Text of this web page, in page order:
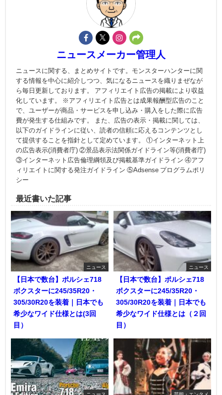
ニュースメーカー管理人
ニュースに関する、まとめサイトです。モンスターハンターに関
する情報を中心に紹介しつつ、気になるニュースを織りまぜなが
ら毎日更新しております。 アフィリエイト広告の掲載により収益
化しています。 ※アフィリエイト広告とは成果報酬型広告のこと
で、ユーザーが商品・サービスを申し込み・購入をした際に広告
費が発生する仕組みです。 また、広告の表示・掲載に関しては、
以下のガイドラインに従い、読者の信頼に応えるコンテンツとし
て提供することを指針として定めています。 ①インターネット上
の広告表示(消費者庁) ②景品表示法関係ガイドライン等(消費者庁)
③インターネット広告倫理綱領及び掲載基準ガイドライン ④アフ
ィリエイトに関する発注ガイドライン ⑤Adsense プログラムポリ
シー
最近書いた記事
ニュース
【日本で数台】ポルシェ718
ボクスターに245/35R20・
305/30R20を装着｜日本でも
希少なワイド仕様とは(3回
目）
ニュース
【日本で数台】ポルシェ718
ボクスターに245/35R20・
305/30R20を装着｜日本でも
希少なワイド仕様とは（２回
目）